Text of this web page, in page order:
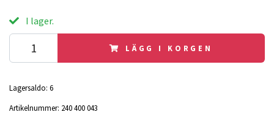
I lager.
LÄGG I KORGEN
Lagersaldo: 6
Artikelnummer: 240 400 043